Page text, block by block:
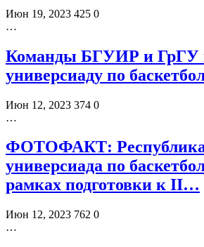
Июн 19, 2023 425 0
…
Команды БГУИР и ГрГУ
универсиаду по
Июн 12, 2023 374 0
…
ФОТОФАКТ:
универсиада по
рамках подготовки к II…
Июн 12, 2023 762 0
…